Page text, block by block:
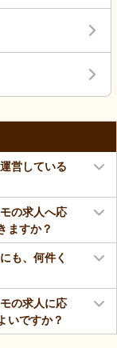
営している
の求人へ応
ますか？
も、何件く
の求人に応
いですか？